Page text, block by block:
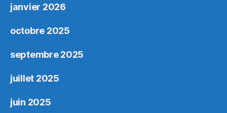
janvier 2026
octobre 2025
septembre 2025
juillet 2025
juin 2025